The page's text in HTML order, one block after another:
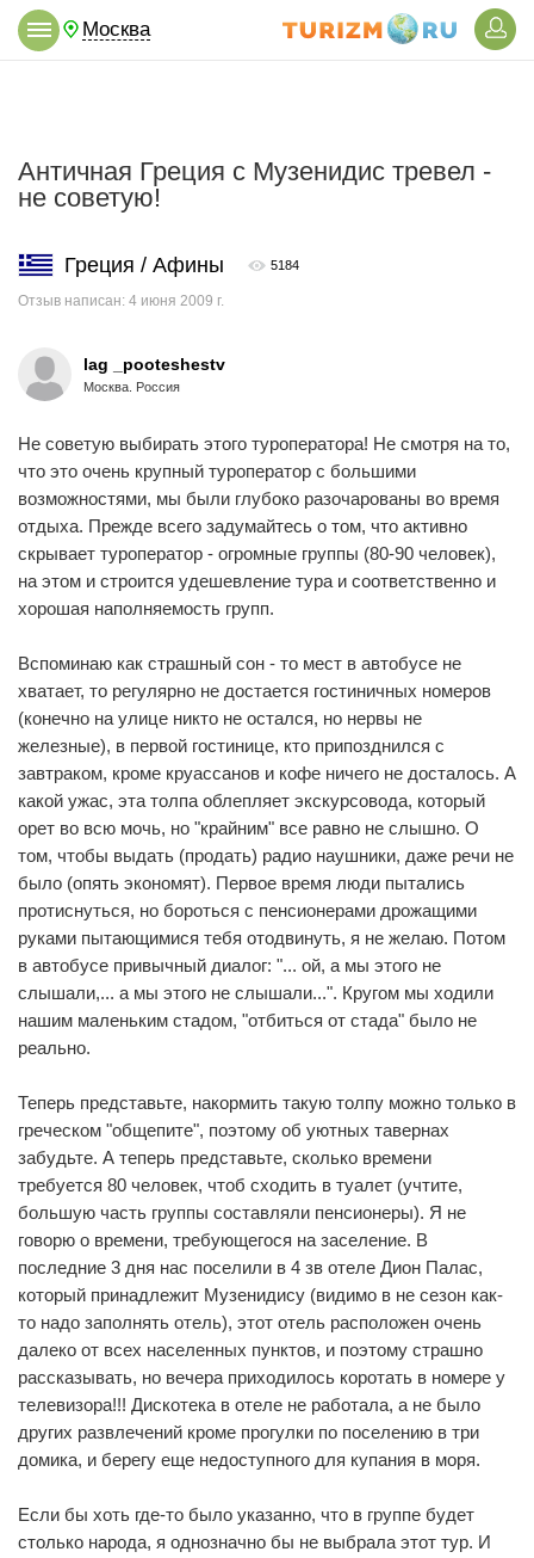
Москва
Античная Греция с Музенидис тревел -
не советую!
Греция / Афины 5184
Отзыв написан: 4 июня 2009 г.
lag _pooteshestv
Москва. Россия
Не советую выбирать этого туроператора! Не смотря на то,
что это очень крупный туроператор с большими
возможностями, мы были глубоко разочарованы во время
отдыха. Прежде всего задумайтесь о том, что активно
скрывает туроператор - огромные группы (80-90 человек),
на этом и строится удешевление тура и соответственно и
хорошая наполняемость групп.
Вспоминаю как страшный сон - то мест в автобусе не
хватает, то регулярно не достается гостиничных номеров
(конечно на улице никто не остался, но нервы не
железные), в первой гостинице, кто припозднился с
завтраком, кроме круассанов и кофе ничего не досталось. А
какой ужас, эта толпа облепляет экскурсовода, который
орет во всю мочь, но "крайним" все равно не слышно. О
том, чтобы выдать (продать) радио наушники, даже речи не
было (опять экономят). Первое время люди пытались
протиснуться, но бороться с пенсионерами дрожащими
руками пытающимися тебя отодвинуть, я не желаю. Потом
в автобусе привычный диалог: "... ой, а мы этого не
слышали,... а мы этого не слышали...". Кругом мы ходили
нашим маленьким стадом, "отбиться от стада" было не
реально.
Теперь представьте, накормить такую толпу можно только в
греческом "общепите", поэтому об уютных тавернах
забудьте. А теперь представьте, сколько времени
требуется 80 человек, чтоб сходить в туалет (учтите,
большую часть группы составляли пенсионеры). Я не
говорю о времени, требующегося на заселение. В
последние 3 дня нас поселили в 4 зв отеле Дион Палас,
который принадлежит Музенидису (видимо в не сезон как-
то надо заполнять отель), этот отель расположен очень
далеко от всех населенных пунктов, и поэтому страшно
рассказывать, но вечера приходилось коротать в номере у
телевизора!!! Дискотека в отеле не работала, а не было
других развлечений кроме прогулки по поселению в три
домика, и берегу еще недоступного для купания в моря.
Если бы хоть где-то было указанно, что в группе будет
столько народа, я однозначно бы не выбрала этот тур. И